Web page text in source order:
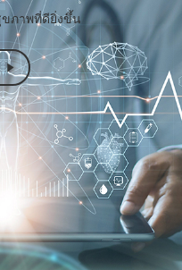
ขภาพที่ดียิ่งขึ้น